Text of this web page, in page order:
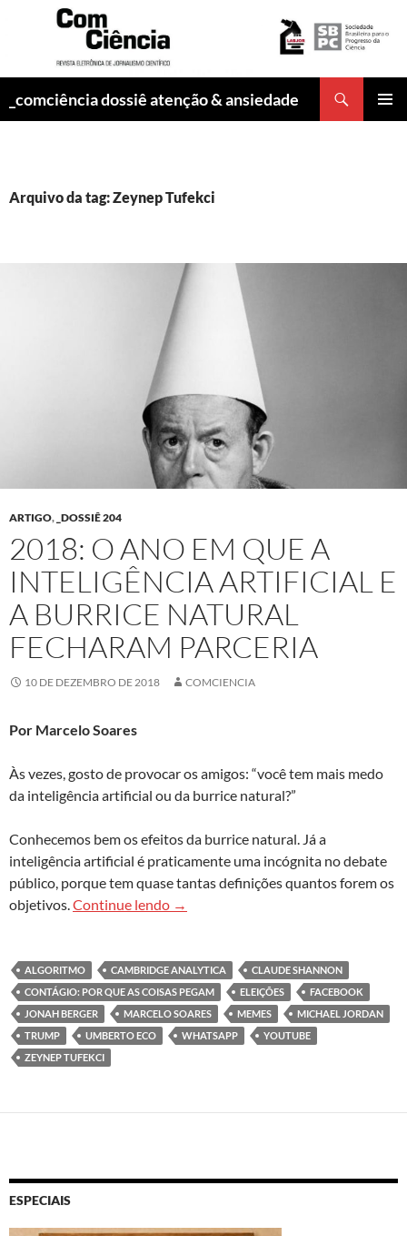
_comciência dossiê atenção & ansiedade
Arquivo da tag: Zeynep Tufekci
ARTIGO, _DOSSIÊ 204
2018: O ANO EM QUE A
INTELIGÊNCIA ARTIFICIAL E
A BURRICE NATURAL
FECHARAM PARCERIA
10 DE DEZEMBRO DE 2018 COMCIENCIA
Por Marcelo Soares
Às vezes, gosto de provocar os amigos: “você tem mais medo
da inteligência artificial ou da burrice natural?”
Conhecemos bem os efeitos da burrice natural. Já a
inteligência artificial é praticamente uma incógnita no debate
público, porque tem quase tantas definições quantos forem os
objetivos.Continue lendo 2018: o ano em que a inteligência
→
ALGORITMO CAMBRIDGE ANALYTICA
CLAUDE SHANNON
CONTÁGIO: POR QUE AS COISAS PEGAM
ELEIÇÕES
FACEBOOK
JONAH BERGER
MARCELO SOARES MEMES
MICHAEL JORDAN
TRUMP
UMBERTO ECO WHATSAPP
YOUTUBE
ZEYNEP TUFEKCI
ESPECIAIS